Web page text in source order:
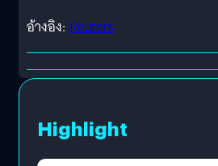
อ้างอิง: Reuters
Highlight